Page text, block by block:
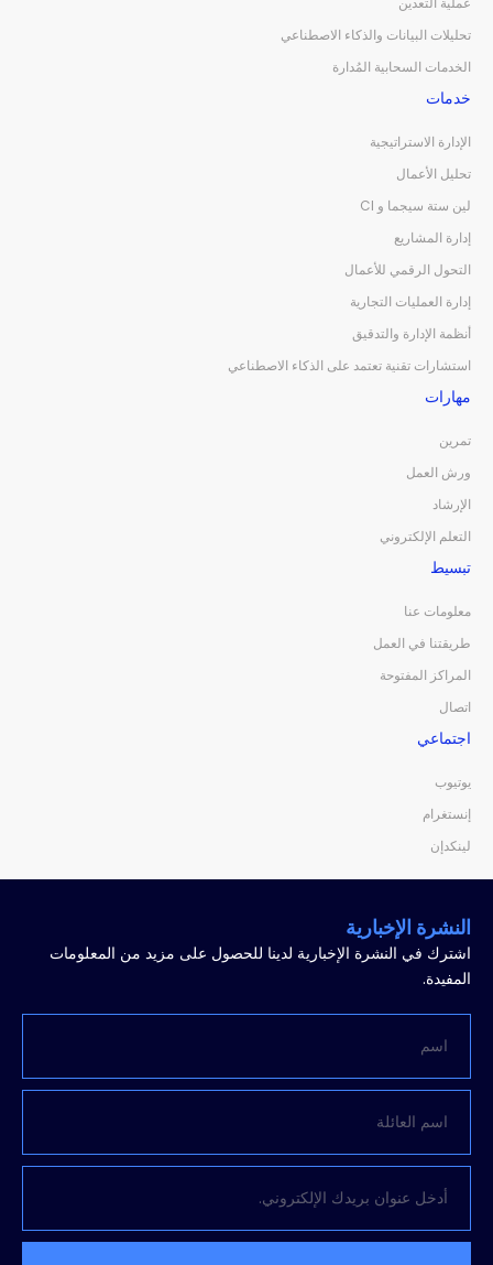
تحليلات البيانات والذكاء الاصطناعي
الخدمات السحابية المُدارة
خدمات
الإدارة الاستراتيجية
تحليل الأعمال
لين ستة سيجما و CI
إدارة المشاريع
التحول الرقمي للأعمال
إدارة العمليات التجارية
أنظمة الإدارة والتدقيق
استشارات تقنية تعتمد على الذكاء الاصطناعي
مهارات
تمرين
ورش العمل
الإرشاد
التعلم الإلكتروني
تبسيط
معلومات عنا
طريقتنا في العمل
المراكز المفتوحة
اتصال
اجتماعي
يوتيوب
إنستغرام
لينكدإن
النشرة الإخبارية
اشترك في النشرة الإخبارية لدينا للحصول على مزيد من المعلومات
المفيدة.